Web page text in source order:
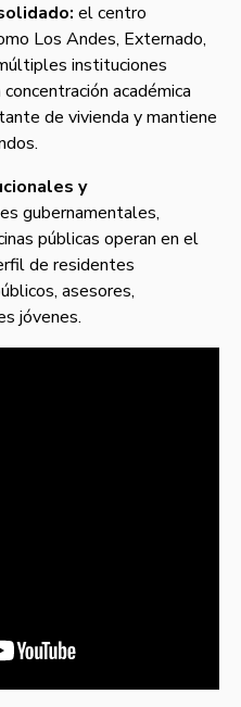
el centro
Los Andes, Externado,
instituciones
académica
de vivienda y mantiene
y
gubernamentales,
públicas operan en el
de residentes
asesores,
jóvenes.